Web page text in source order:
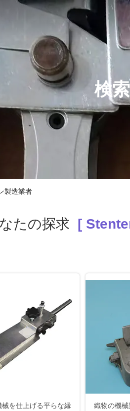
検
製造業者
たの探求 [
械を仕上げる平らな縁
織物の機